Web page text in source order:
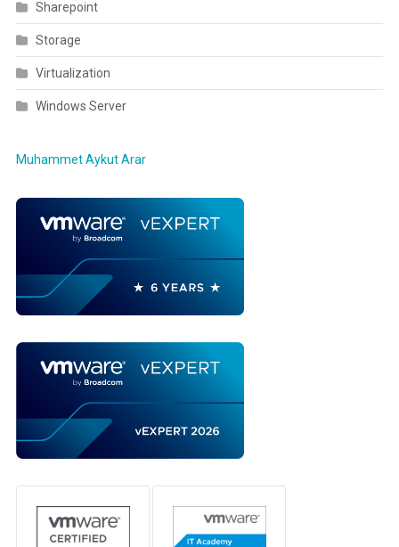
Sharepoint
Storage
Virtualization
Windows Server
Muhammet Aykut Arar